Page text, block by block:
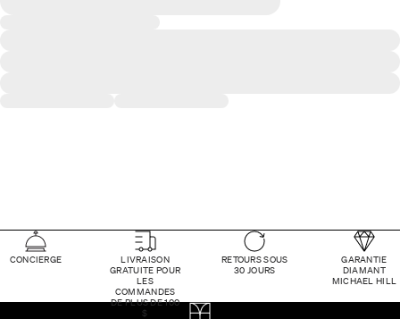
CONCIERGE
LIVRAISON
GRATUITE POUR
LES
COMMANDES
DE PLUS DE 100
$
RETOURS SOUS
30 JOURS
GARANTIE
DIAMANT
MICHAEL HILL